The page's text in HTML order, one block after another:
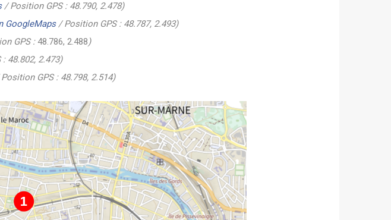
/ Position GPS : 48.790, 2.478)
GoogleMaps/ Position GPS : 48.787, 2.493)
GPS :48.786, 2.488)
48.802, 2.473)
GPS : 48.798, 2.514)